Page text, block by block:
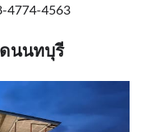
4774-4563
ดนนทบุรี